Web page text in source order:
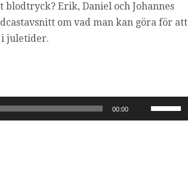
blodtryck? Erik, Daniel och Johannes
om vad man kan göra för att
i juletider.
00:00
Använd
upp/ner-